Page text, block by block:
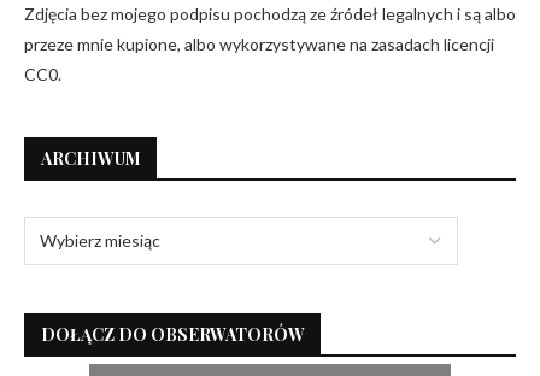
Zdjęcia bez mojego podpisu pochodzą ze źródeł legalnych i są albo
przeze mnie kupione, albo wykorzystywane na zasadach licencji
CC0.
ARCHIWUM
DOŁĄCZ DO OBSERWATORÓW